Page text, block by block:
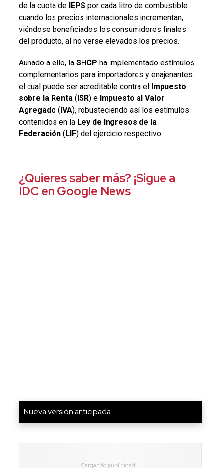
de la cuota de IEPSpor cada litro de combustible
cuando los precios internacionales incrementan,
viéndose beneficiados los consumidores finales
del producto, al no verse elevados los precios.
Aunado a ello, la SHCP ha implementado estímulos
complementarios para importadores y enajenantes,
el cual puede ser acreditable contra el Impuesto
sobre la Renta (ISR) e Impuesto al Valor
Agregado (IVA), robusteciendo así los estímulos
contenidos en la Ley de Ingresos de la
Federación(LIF) del ejercicio respectivo.
¿Quieres saber más? ¡Sigue a
IDC en Google News
Nueva versión anticipada ...